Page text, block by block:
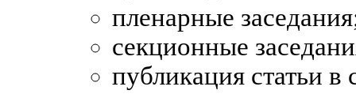
пленарные
секционные
публикация статьи в